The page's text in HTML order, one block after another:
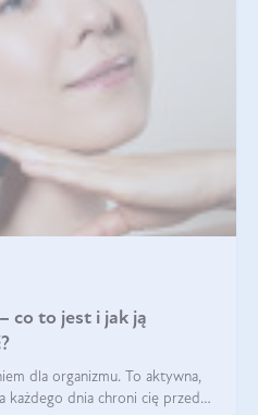
co to jest i jak ją
dla organizmu. To aktywna,
każdego dnia chroni cię przed